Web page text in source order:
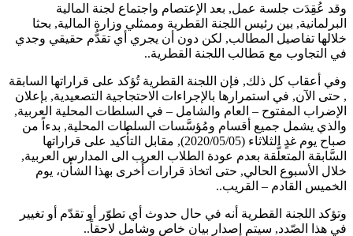
وقد عُقِدَت جلسة عمل, بعد الإعتصام واجتماع لجنة المالية
البرلمانية, بين رئيس اللجنة القطرية وممثلي وزارة المالية, بحثا
خلالها تفاصيل المطالب, لكن دون أن يجري أي تقدُّم حقيقي وجدي
في التجاوب مع مَطالب اللجنة القطرية..
وفي أعقاب كل ذلك, فإن اللجنة القطرية تُؤكد على قراراتها السابقة
, حتى الآن, في استمرارها بالإجراءات الاحتجاجية التصعيدية, بإعلان
الإضراب المفتوح – العام والشامل – في السلطات المحلية العربية,
والذي يشمل جميع أقسام ومُؤسَّسات السلطات المحلية, بدءاً من
صباح يوم غدٍ الثلاثاء (2020/05/05), مقابل التأْكيد على قراراتها
السَّابقة المتعلَّقة بعدم عودة الطلاب العرب الى المدارس العربية,
خلال الأسبوع الحالي, حتى اتخاذ قرارات أُخرى بهذا الشأْن، يوم
الخميس القادم – القريب..
وتؤكد اللجنة القطرية أنه في حال حدوث أي تطوّر أو تقدّم أو تغيير
في هذا الصّدد, سيتم إصدار بيان خاص وشامل لاحقاً..